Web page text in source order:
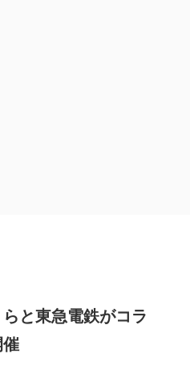
と東急電鉄がコラ
催